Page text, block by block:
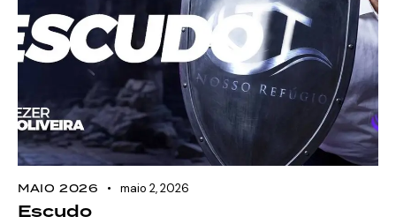
MAIO 2026 maio 2, 2026
Escudo